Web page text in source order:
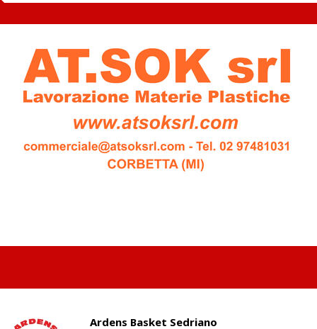
Ardens Basket Sedriano